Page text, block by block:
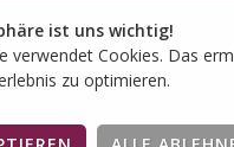
ist uns wichtig!
verwendet Cookies. Das
zu optimieren.